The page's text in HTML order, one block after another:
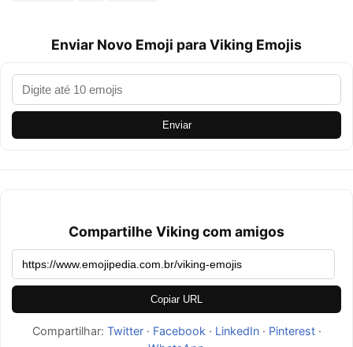
Enviar Novo Emoji para Viking Emojis
Enviar
Compartilhe Viking com amigos
Copiar URL
Compartilhar: Twitter· Facebook · LinkedIn· Pinterest·